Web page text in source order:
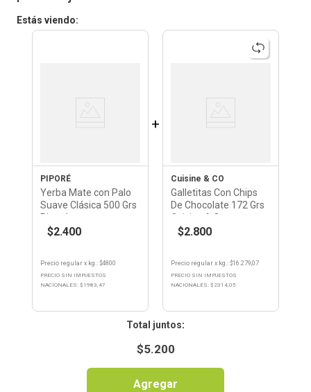
Estás viendo:
PIPORÉ
Yerba Mate con Palo
Suave Clásica 500 Grs
Piporé
$2.400
Precio regular x kg.: $4800
PRECIO SIN IMPUESTOS
NACIONALES: $ 1983,47
+
Cuisine & CO
Galletitas Con Chips
De Chocolate 172 Grs
Cuisine & Co
$2.800
Precio regular x kg.: $16.279,07
PRECIO SIN IMPUESTOS
NACIONALES: $ 2314,05
:
$5.200
Agregar